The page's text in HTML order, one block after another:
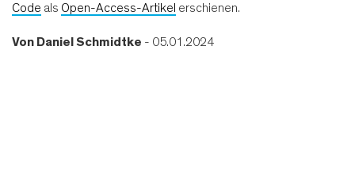
Code als Open-Access-Artikel erschienen.
Von Daniel Schmidtke - 05.01.2024